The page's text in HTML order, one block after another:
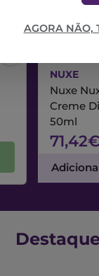
AGORA NÃO,
NUXE
Nuxe
Creme
50ml
71,42€